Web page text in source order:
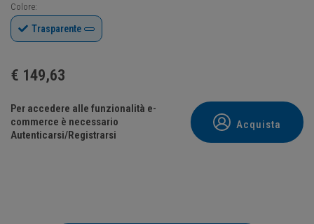
Colore:
Trasparente
€ 149,63
Per accedere alle funzionalità e-
commerce è necessario
Autenticarsi/Registrarsi
Acquista